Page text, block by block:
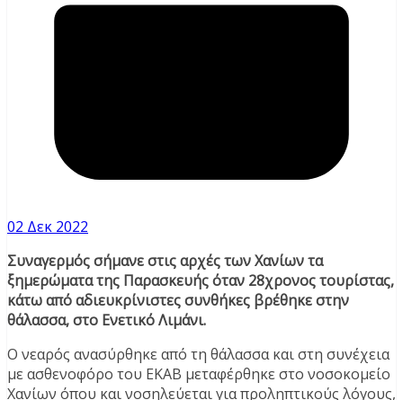
02 Δεκ 2022
Συναγερμός σήμανε στις αρχές των Χανίων τα
ξημερώματα της Παρασκευής όταν 28χρονος τουρίστας,
κάτω από αδιευκρίνιστες συνθήκες βρέθηκε στην
θάλασσα, στο Ενετικό Λιμάνι.
Ο νεαρός ανασύρθηκε από τη θάλασσα και στη συνέχεια
με ασθενοφόρο του ΕΚΑΒ μεταφέρθηκε στο νοσοκομείο
Χανίων όπου και νοσηλεύεται για προληπτικούς λόγους,